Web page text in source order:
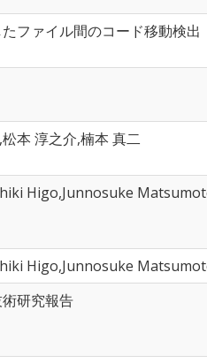
ファイル間のコード移動検出
本 淳之介,楠本 真二
Higo,Junnosuke
Higo,Junnosuke
研究報告